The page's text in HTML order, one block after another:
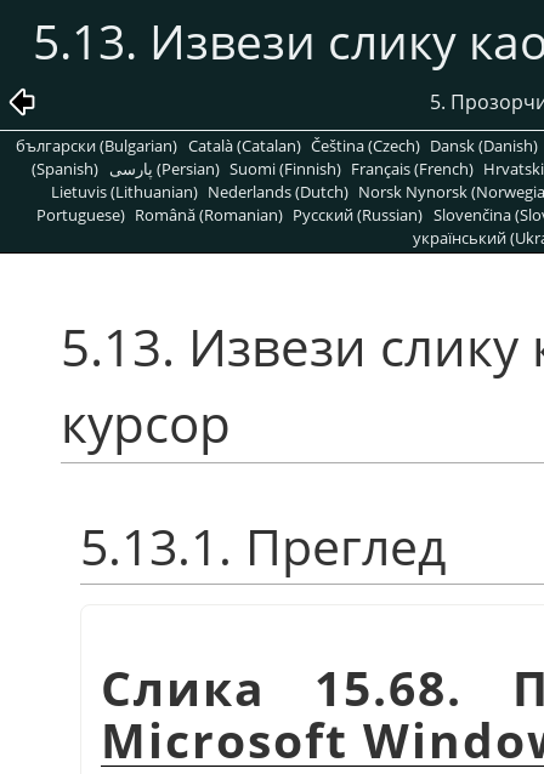
5.13. Извези слику
5.
български (Bulgarian) Català (Catalan) Čeština (Czech) Dansk (Danish)
(Spanish)
پارسی (Persian) Suomi (Finnish) Français (French)
Lietuvis (Lithuanian) Nederlands (Dutch) Norsk Nynorsk
Portuguese) Română (Romanian) Pусский (Russian) Slovenčina
український
5.13. Извези
курсор
5.13.1. Преглед
Слика 15.68.
Microsoft